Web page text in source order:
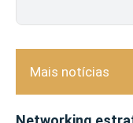
Mais notícias